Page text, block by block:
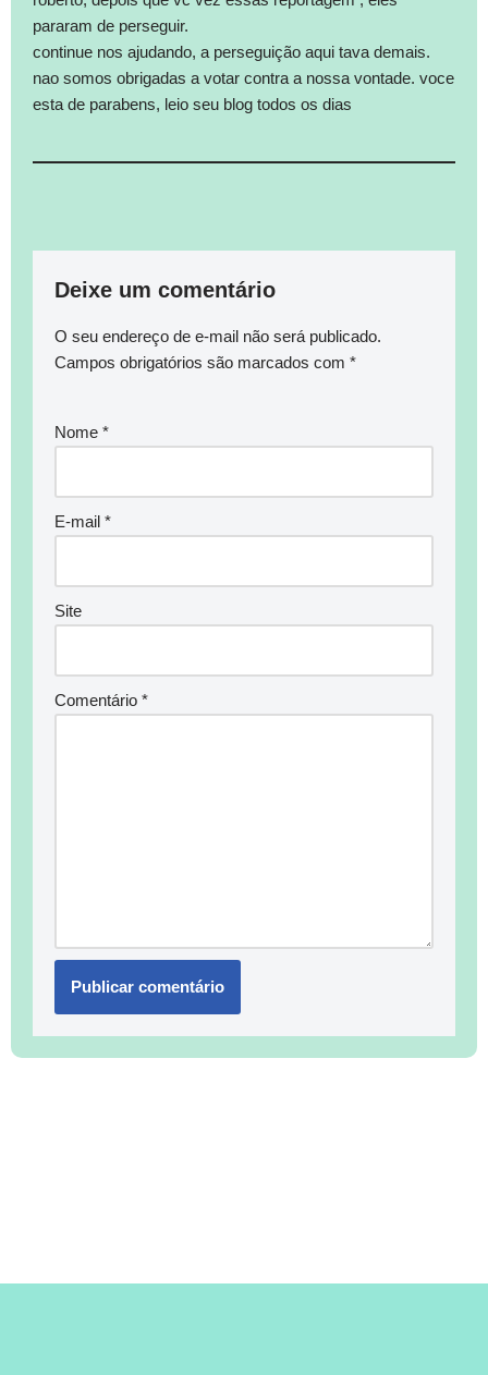
pararam de perseguir.
continue nos ajudando, a perseguição aqui tava demais.
nao somos obrigadas a votar contra a nossa vontade. voce
esta de parabens, leio seu blog todos os dias
Deixe um comentário
O seu endereço de e-mail não será publicado.
Campos obrigatórios são marcados com *
Nome *
E-mail *
Site
Comentário *